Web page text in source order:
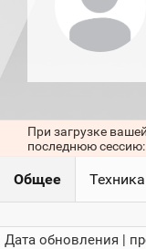
последние
сессии)
1000
стримеров
При загрузке
последнюю
Общее Техника
Дата обновления |